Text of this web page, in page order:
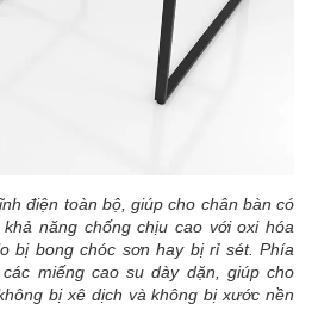
điện toàn bộ, giúp cho chân bàn có
năng chống chịu cao với oxi hóa
bị bong chóc sơn hay bị rỉ sét. Phía
miếng cao su dày dặn, giúp cho
bị xê dịch và không bị xước nền